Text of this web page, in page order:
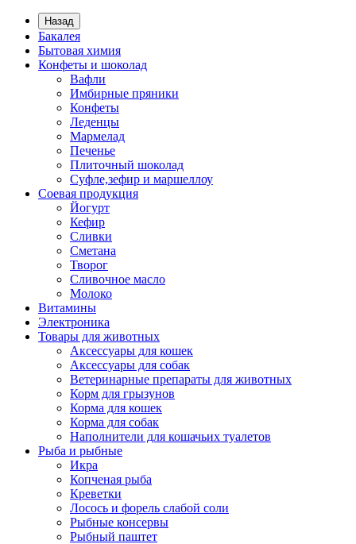
Назад
Бакалея
Бытовая химия
Конфеты и шоколад
Вафли
Имбирные пряники
Конфеты
Леденцы
Мармелад
Печенье
Плиточный шоколад
Суфле,зефир и маршеллоу
Соевая продукция
Йогурт
Кефир
Сливки
Сметана
Творог
Сливочное масло
Молоко
Витамины
Электроника
Товары для животных
Аксессуары для кошек
Аксессуары для собак
Ветеринарные препараты для животных
Корм для грызунов
Корма для кошек
Корма для собак
Наполнители для кошачьих туалетов
Рыба и рыбные
Икра
Копченая рыба
Креветки
Лосось и форель слабой соли
Рыбные консервы
Рыбный паштет